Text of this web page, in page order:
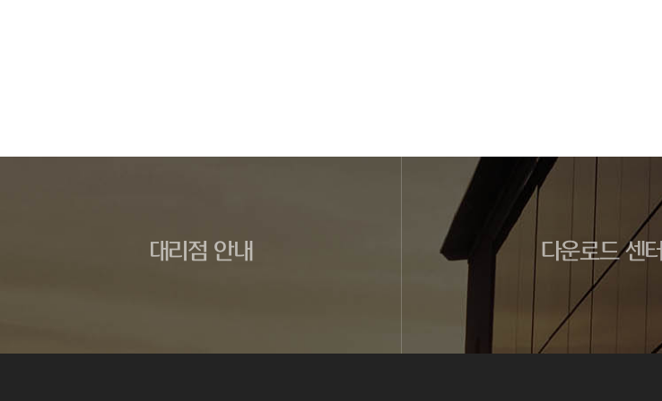
대리점 안내 다운로드 센터